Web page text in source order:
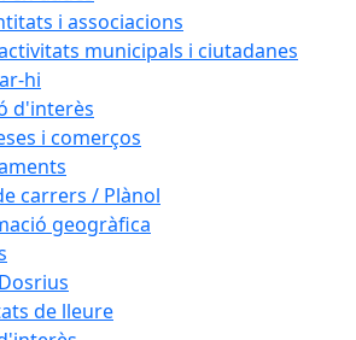
i associacions
municipals i ciutadanes
hi
d'interès
i comerços
carrers / Plànol
geogràfica
de lleure